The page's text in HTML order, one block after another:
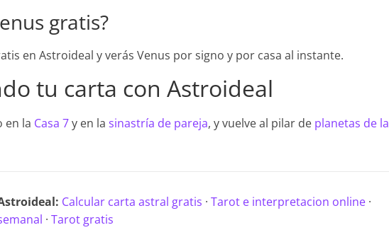
gratis?
en Astroideal y verás Venus por signo y por casa al instante.
tu carta con Astroideal
en la Casa 7y en la sinastría de pareja, y vuelve al pilar de planetas de la
Calcular carta astral gratis · Tarot e interpretacion online ·
· Tarot gratis